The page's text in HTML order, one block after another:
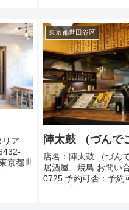
リア
京都世
2F ア
東京都世田谷区
陣太鼓 （づんで
店名：陣太鼓 （づん
居酒屋、焼鳥 お問い
0725 予約可否：予約
田谷区北沢2-7-6 テク